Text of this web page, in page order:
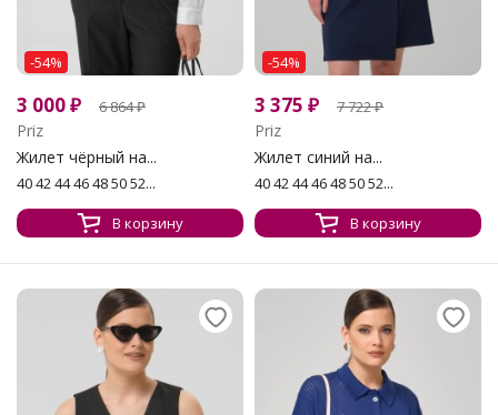
-54%
3 000₽ 6 864₽
Priz
Жилет чёрный на...
40 42 44 46 48 50 52...
В корзину
-54%
3 375 ₽ 7 722₽
Priz
Жилет синий на...
40 42 44 46 48 50 52...
В корзину